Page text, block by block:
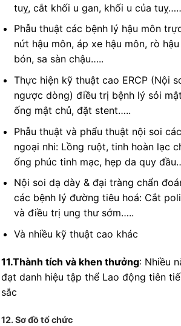
tuỵ, cắt khối u gan, khối u của
Phẫu thuật các bệnh lý hậu môn
nứt hậu môn, áp xe hậu môn, rò
bón, sa sàn chậu…..
Thực hiện kỹ thuật cao ERCP (Nội
ngược dòng) điều trị bệnh lý sỏi
ống mật chủ, đặt stent…..
Phẫu thuật và phẩu thuật nội soi
ngoại nhi: Lồng ruột, tinh hoàn lạc
ống phúc tinh mạc, hẹp da quy
Nội soi dạ dày & đại tràng chẩn
các bệnh lý đường tiêu hoá: Cắt
và điều trị ung thư sớm…..
Và nhiều kỹ thuật cao khác
11.Thành tích và khen thưởng: Nhiều
đạt danh hiệu tập thể Lao động tiên
sắc
12. Sơ đồ tổ chức